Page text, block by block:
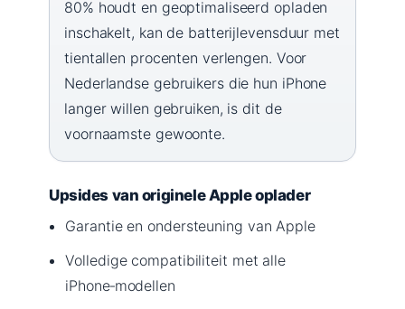
80% houdt en geoptimaliseerd opladen
inschakelt, kan de batterijlevensduur met
tientallen procenten verlengen. Voor
Nederlandse gebruikers die hun iPhone
langer willen gebruiken, is dit de
voornaamste gewoonte.
Upsides van originele Apple oplader
Garantie en ondersteuning van Apple
Volledige compatibiliteit met alle
iPhone‑modellen